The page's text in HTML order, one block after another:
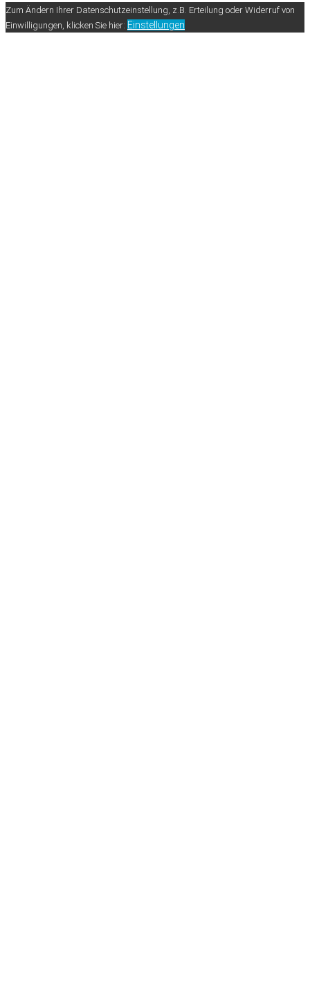
Zum Ändern Ihrer Datenschutzeinstellung, z.B. Erteilung oder Widerruf von
Einwilligungen, klicken Sie hier: Einstellungen